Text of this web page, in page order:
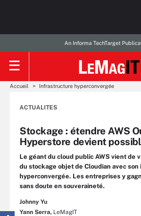
An Informa TechTarget
Accueil Infrastructure hyperconvergée
ACTUALITES
Stockage : étendre AWS
Hyperstore devient
Le géant du cloud public AWS vient de
du stockage objet de Cloudian avec
hyperconvergée. Les entreprises y
sans doute en souveraineté.
Johnny Yu
Yann Serra, LeMagIT